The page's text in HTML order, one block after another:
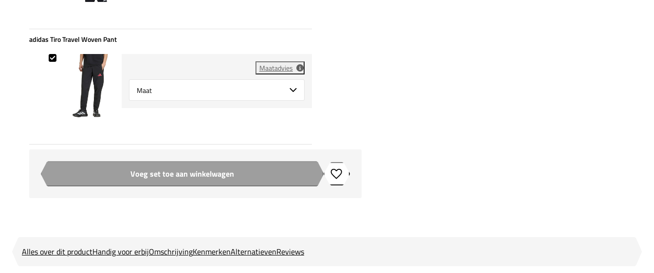
adidas Tiro Travel Woven Pant
Maatadvies
adidas Tiro Travel Woven Pant
Aantal Voeg set toe aan winkelwagen Toevoegen aan verlanglijstje
Alles over dit productHandig voor erbijOmschrijvingKenmerkenAlternatievenReviews